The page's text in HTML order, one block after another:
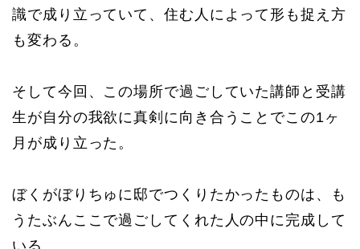
識で成り立っていて、住む人によって形も捉え方
も変わる。
そして今回、この場所で過ごしていた講師と受講
生が自分の我欲に真剣に向き合うことでこの1ヶ
月が成り立った。
ぼくがぼりちゅに邸でつくりたかったものは、も
うたぶんここで過ごしてくれた人の中に完成して
いる。